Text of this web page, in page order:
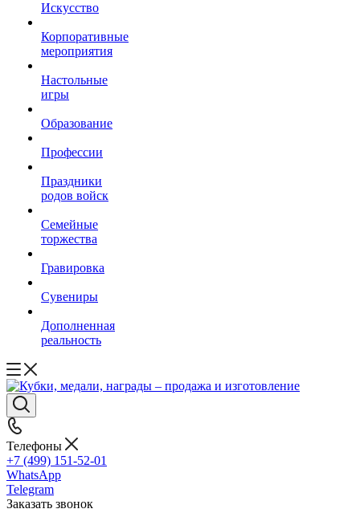
Искусство
Корпоративные
мероприятия
Настольные
игры
Образование
Профессии
Праздники
родов войск
Семейные
торжества
Гравировка
Сувениры
Дополненная
реальность
Телефоны
+7 (499) 151-52-01
WhatsApp
Telegram
Заказать звонок